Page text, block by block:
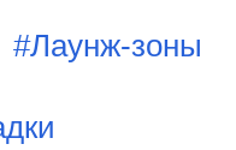
#Лаунж-зоны